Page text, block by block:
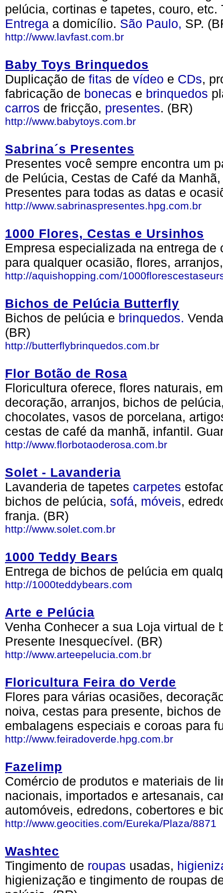
pelúcia, cortinas e tapetes, couro,
Entrega a domicílio. São Paulo, SP.
http://www.lavfast.com.br
Baby Toys Brinquedos
Duplicação de fitas de vídeo e CDs,
fabricação de bonecas e brinquedos
carros de fricção, presentes. (BR)
http://www.babytoys.com.br
Sabrina´s Presentes
Presentes você sempre encontra um
de Pelúcia, Cestas de Café da
Presentes para todas as datas e
http://www.sabrinaspresentes.hpg.com.br
1000 Flores, Cestas e Ursinhos
Empresa especializada na entrega
para qualquer ocasião, flores,
http://aquishopping.com/
Bichos de Pelúcia Butterfly
Bichos de pelúcia e brinquedos.
(BR)
http://butterflybrinquedos.com.br
Flor Botão de Rosa
Floricultura oferece, flores naturais,
decoração, arranjos, bichos de
chocolates, vasos de porcelana,
cestas de café da manhã, infantil.
http://www.florbotaoderosa.com.br
Solet - Lavanderia
Lavanderia de tapetes carpetes
bichos de pelúcia, sofá, móveis,
franja. (BR)
http://www.solet.com.br
1000 Teddy Bears
Entrega de bichos de pelúcia em
http://1000teddybears.com
Arte e Pelúcia
Venha Conhecer a sua Loja virtual de
Presente Inesquecível. (BR)
http://www.arteepelucia.com.br
Floricultura Feira do Verde
Flores para várias ocasiões,
noiva, cestas para presente, bichos
embalagens especiais e coroas para
http://www.feiradoverde.hpg.com.br
Fazelimp
Comércio de produtos e materiais de
nacionais, importados e artesanais,
automóveis, edredons, cobertores e
http://www.geocities.com/Eureka/Plaza/8871
Washtec
Tingimento de roupas usadas,
higienização e tingimento de roupas